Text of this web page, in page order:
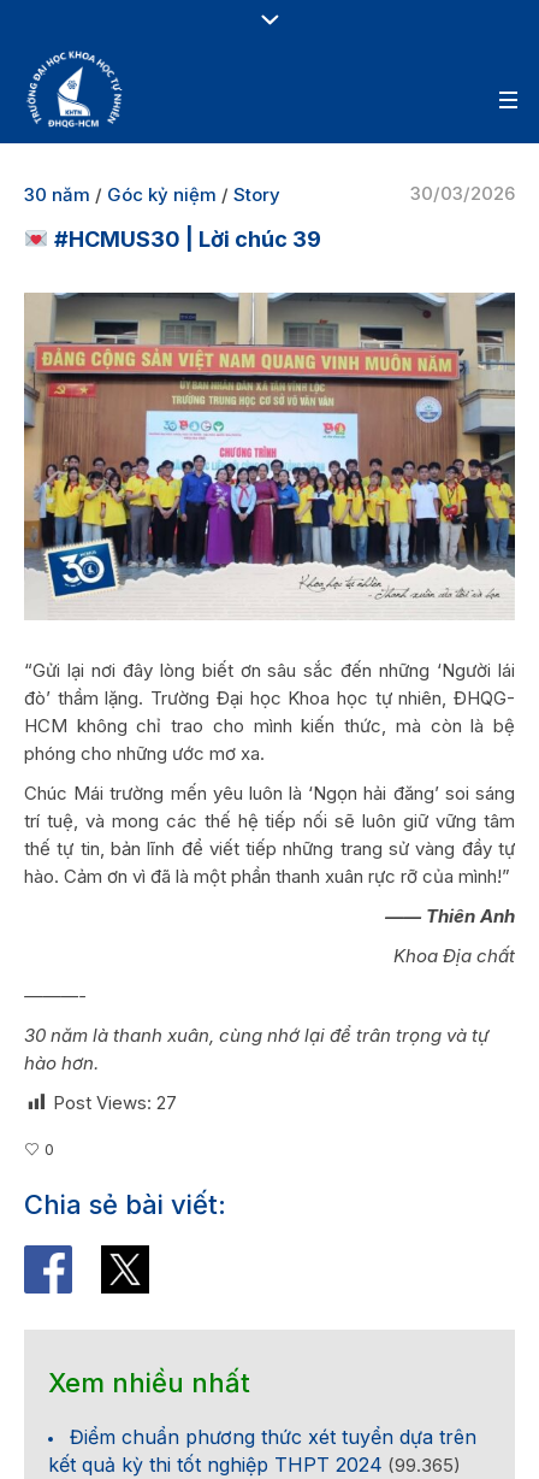
30/03/2026
30 năm / Góc kỷ niệm / Story
#HCMUS30 | Lời chúc 39
“Gửi lại nơi đây lòng biết ơn sâu sắc đến những ‘Người lái
đò’ thầm lặng. Trường Đại học Khoa học tự nhiên, ĐHQG-
HCM không chỉ trao cho mình kiến thức, mà còn là bệ
phóng cho những ước mơ xa.
Chúc Mái trường mến yêu luôn là ‘Ngọn hải đăng’ soi sáng
trí tuệ, và mong các thế hệ tiếp nối sẽ luôn giữ vững tâm
thế tự tin, bản lĩnh để viết tiếp những trang sử vàng đầy tự
hào. Cảm ơn vì đã là một phần thanh xuân rực rỡ của mình!”
—— Thiên Anh
Khoa Địa chất
———-
30 năm là thanh xuân, cùng nhớ lại để trân trọng và tự
hào hơn.
Post Views: 27
0
Chia sẻ bài viết:
Xem nhiều nhất
Điểm chuẩn phương thức xét tuyển dựa trên
kết quả kỳ thi tốt nghiệp THPT 2024 (99.365)